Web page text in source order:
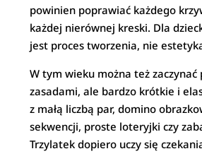
powinien poprawiać każdego
każdej nierównej kreski. Dla
jest proces tworzenia, nie
W tym wieku można też zaczynać
zasadami, ale bardzo krótkie i
z małą liczbą par, domino
sekwencji, proste loteryjki czy
Trzylatek dopiero uczy się